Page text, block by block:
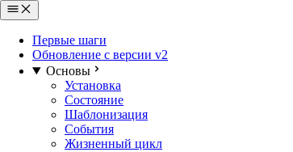
Первые шаги
Обновление с версии v2
Основы
Установка
Состояние
Шаблонизация
События
Жизненный цикл